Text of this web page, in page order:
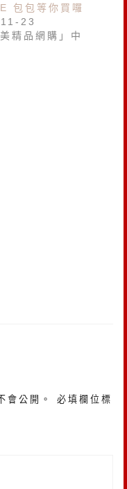
包包等你買囉
23
精品網購」中
會公開。
必填欄位標